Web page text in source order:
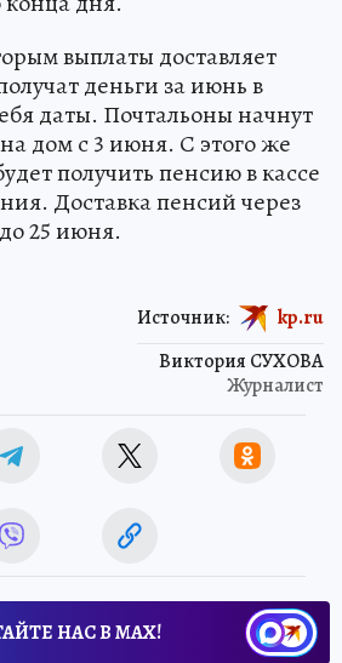
выплаты доставляет
деньги за июнь в
даты. Почтальоны начнут
дом с 3 июня. С этого же
получить пенсию в кассе
Доставка пенсий через
25 июня.
Виктория СУХОВА
Журналист
Источник: kp.ru
НАС В МАХ!